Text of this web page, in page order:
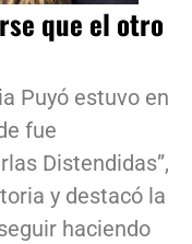
que el otro
Puyó estuvo en
fue
Distendidas”,
y destacó la
haciendo